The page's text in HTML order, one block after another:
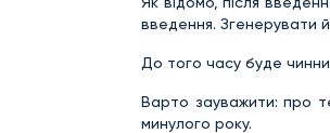
введення. Згенерувати
До того часу буде
Варто зауважити: про
минулого року.